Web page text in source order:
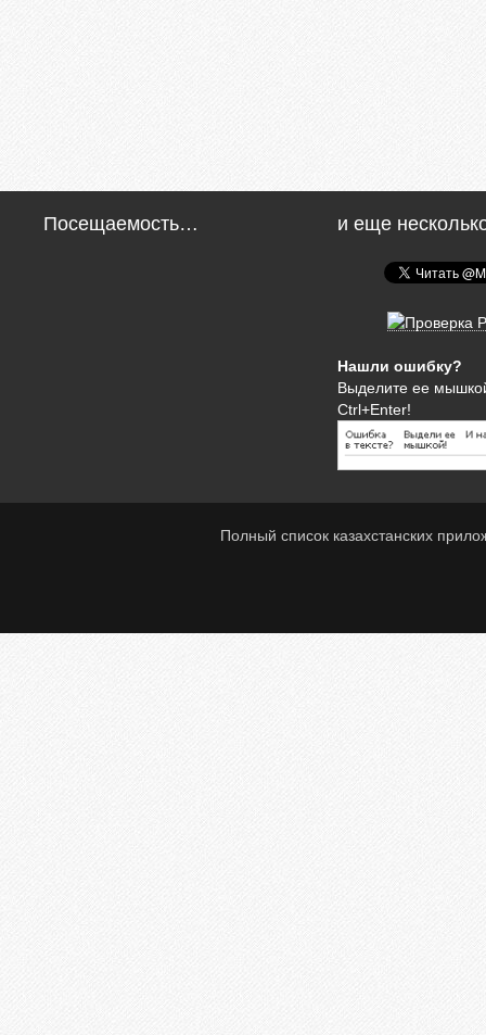
Посещаемость… и еще
Нашли ошибку?
Выделите ее
Ctrl+Enter!
Полный список казахстанских